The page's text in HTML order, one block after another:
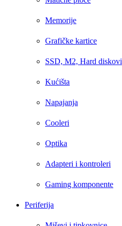
Memorije
Grafičke kartice
SSD, M2, Hard diskovi
Kućišta
Napajanja
Cooleri
Optika
Adapteri i kontroleri
Gaming komponente
Periferija